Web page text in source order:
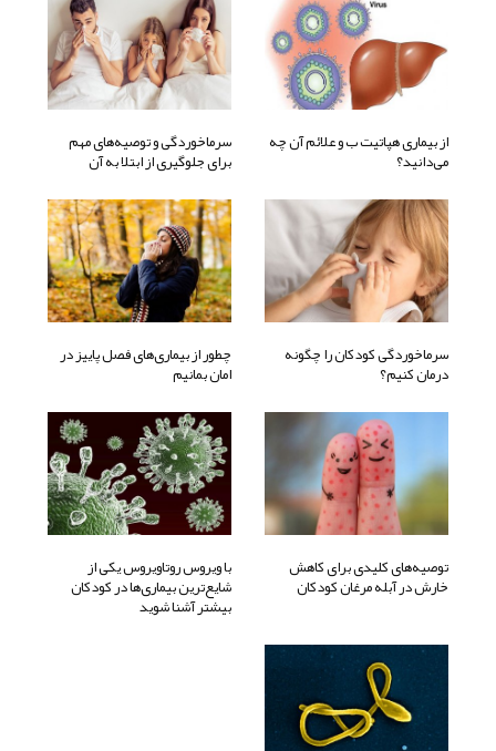
از بیماری هپاتیت ب و علائم آن چه
می‌دانید؟
سرماخوردگی و توصیه‌های مهم
برای جلوگیری از ابتلا به آن
سرماخوردگی کودکان را چگونه
درمان کنیم؟
چطور از بیماری‌های فصل پاییز در
امان بمانیم
توصیه‌های کلیدی برای کاهش
خارش در آبله مرغان کودکان
با ویروس روتاویروس یکی از
شایع‌ترین بیماری‌ها در کودکان
بیشتر آشنا شوید